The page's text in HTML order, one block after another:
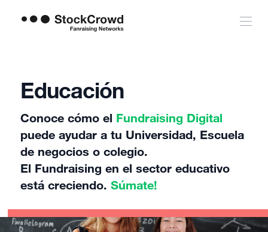
Educación
Conoce cómo el Fundraising Digital
puede ayudar a tu Universidad, Escuela
de negocios o colegio.
El Fundraising en el sector educativo
está creciendo.Súmate!